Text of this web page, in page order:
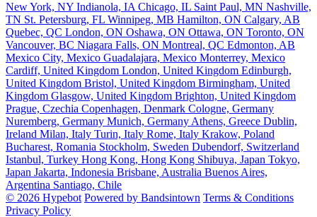
New York, NY Indianola, IA Chicago, IL Saint Paul, MN Nashville,
TN St. Petersburg, FL Winnipeg, MB Hamilton, ON Calgary, AB
Quebec, QC London, ON Oshawa, ON Ottawa, ON Toronto, ON
Vancouver, BC Niagara Falls, ON Montreal, QC Edmonton, AB
Mexico City, Mexico Guadalajara, Mexico Monterrey, Mexico
Cardiff, United Kingdom London, United Kingdom Edinburgh,
United Kingdom Bristol, United Kingdom Birmingham, United
Kingdom Glasgow, United Kingdom Brighton, United Kingdom
Prague, Czechia Copenhagen, Denmark Cologne, Germany
Nuremberg, Germany Munich, Germany Athens, Greece Dublin,
Ireland Milan, Italy Turin, Italy Rome, Italy Krakow, Poland
Bucharest, Romania Stockholm, Sweden Dubendorf, Switzerland
Istanbul, Turkey Hong Kong, Hong Kong Shibuya, Japan Tokyo,
Japan Jakarta, Indonesia Brisbane, Australia Buenos Aires,
Argentina Santiago, Chile
© 2026 Hypebot Powered by Bandsintown Terms & Conditions
Privacy Policy